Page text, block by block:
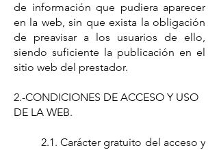
de información que pudiera aparecer
en la web, sin que exista la obligación
de preavisar a los usuarios de ello,
siendo suficiente la publicación en el
sitio web del prestador.
2.-CONDICIONES DE ACCESO Y USO
DE LA WEB.
2.1. Carácter gratuito del acceso y